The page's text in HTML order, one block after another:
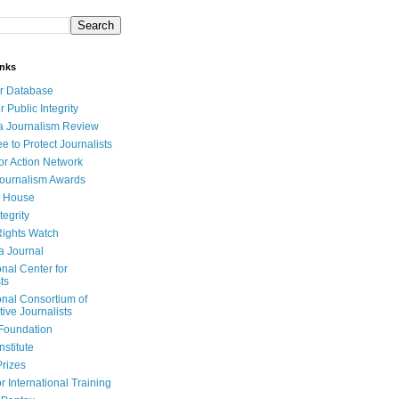
Database
Public Integrity
Journalism Review
to Protect Journalists
Action Network
Awards
House
Watch
Journal
Center for
Consortium of
Journalists
International Training